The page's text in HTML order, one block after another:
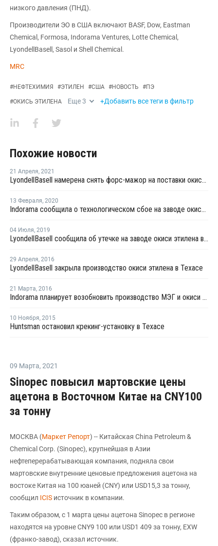
низкого давления (ПНД).
Производители ЭО в США включают BASF, Dow, Eastman
Chemical, Formosa, Indorama Ventures, Lotte Chemical,
LyondellBasell, Sasol и Shell Chemical.
MRC
#НЕФТЕХИМИЯ #ЭТИЛЕН #США #НОВОСТЬ #ПЭ
#ОКИСЬ ЭТИЛЕНА Еще3 +Добавить все теги в фильтр
Похожие новости
21 Апреля, 2021
LyondellBasell намерена снять форс-мажор на поставки окиси этилена и этиленгликоля в США
13 Февраля, 2020
Indorama сообщила о технологическом сбое на заводе окиси этилена в Техасе
04 Июля, 2019
LyondellBasell сообщила об утечке на заводе окиси этилена в Бейпорте
29 Апреля, 2016
LyondellBasell закрыла производство окиси этилена в Техасе
21 Марта, 2016
Indorama планирует возобновить производство МЭГ и окиси этилена в Техасе в начале апреля
10 Ноября, 2015
Huntsman остановил крекинг-установку в Техасе
09 Марта, 2021
Sinopec повысил мартовские цены
ацетона в Восточном Китае на CNY100
за тонну
МОСКВА (Маркет Репорт) -- Китайская China Petroleum &
Chemical Corp. (Sinopec), крупнейшая в Азии
нефтеперерабатывающая компания, подняла свои
мартовские внутренние ценовые предложения ацетона на
востоке Китая на 100 юаней (CNY) или USD15,3 за тонну,
сообщил ICIS источник в компании.
Таким образом, с 1 марта цены ацетона Sinopec в регионе
находятся на уровне CNY9 100 или USD1 409 за тонну, EXW
(франко-завод), сказал источник.